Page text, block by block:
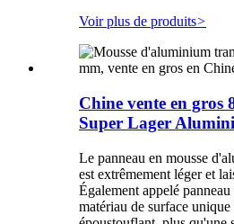
Voir plus de produits>
Chine vente en gros
Super Lager
Le panneau en mousse
est extrêmement léger et
Également appelé
matériau de surface